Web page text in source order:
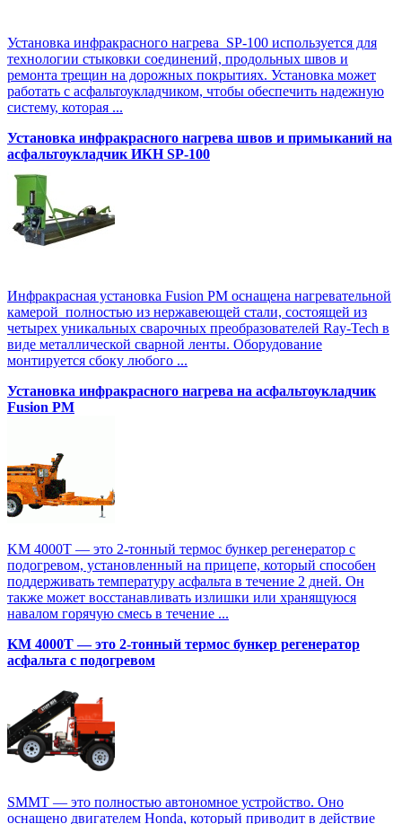
Установка инфракрасного нагрева SP-100 используется для
технологии стыковки соединений, продольных швов и
ремонта трещин на дорожных покрытиях. Установка может
работать с асфальтоукладчиком, чтобы обеспечить надежную
систему, которая ...
Установка инфракрасного нагрева швов и примыканий на
асфальтоукладчик ИКН SP-100
Инфракрасная установка Fusion PM оснащена нагревательной
камерой полностью из нержавеющей стали, состоящей из
четырех уникальных сварочных преобразователей Ray-Tech в
виде металлической сварной ленты. Оборудование
монтируется сбоку любого ...
Установка инфракрасного нагрева на асфальтоукладчик
Fusion PM
KM 4000T — это 2-тонный термос бункер регенератор с
подогревом, установленный на прицепе, который способен
поддерживать температуру асфальта в течение 2 дней. Он
также может восстанавливать излишки или хранящуюся
навалом горячую смесь в течение ...
KM 4000T — это 2-тонный термос бункер регенератор
асфальта с подогревом
SMMT — это полностью автономное устройство. Оно
оснащено двигателем Honda, который приводит в действие